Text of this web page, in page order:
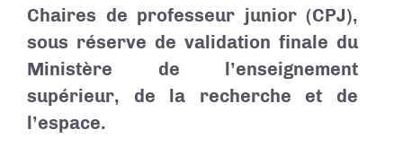
Chaires de professeur junior (CPJ),
sous réserve de validation finale du
Ministère de l’enseignement
supérieur, de la recherche et de
l’espace.